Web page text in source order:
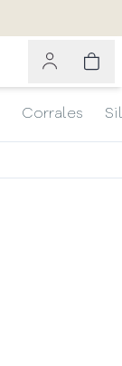
Corrales